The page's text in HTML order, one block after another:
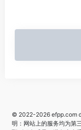
© 2022-2026 efpp.com
明：网站上的服务均为第